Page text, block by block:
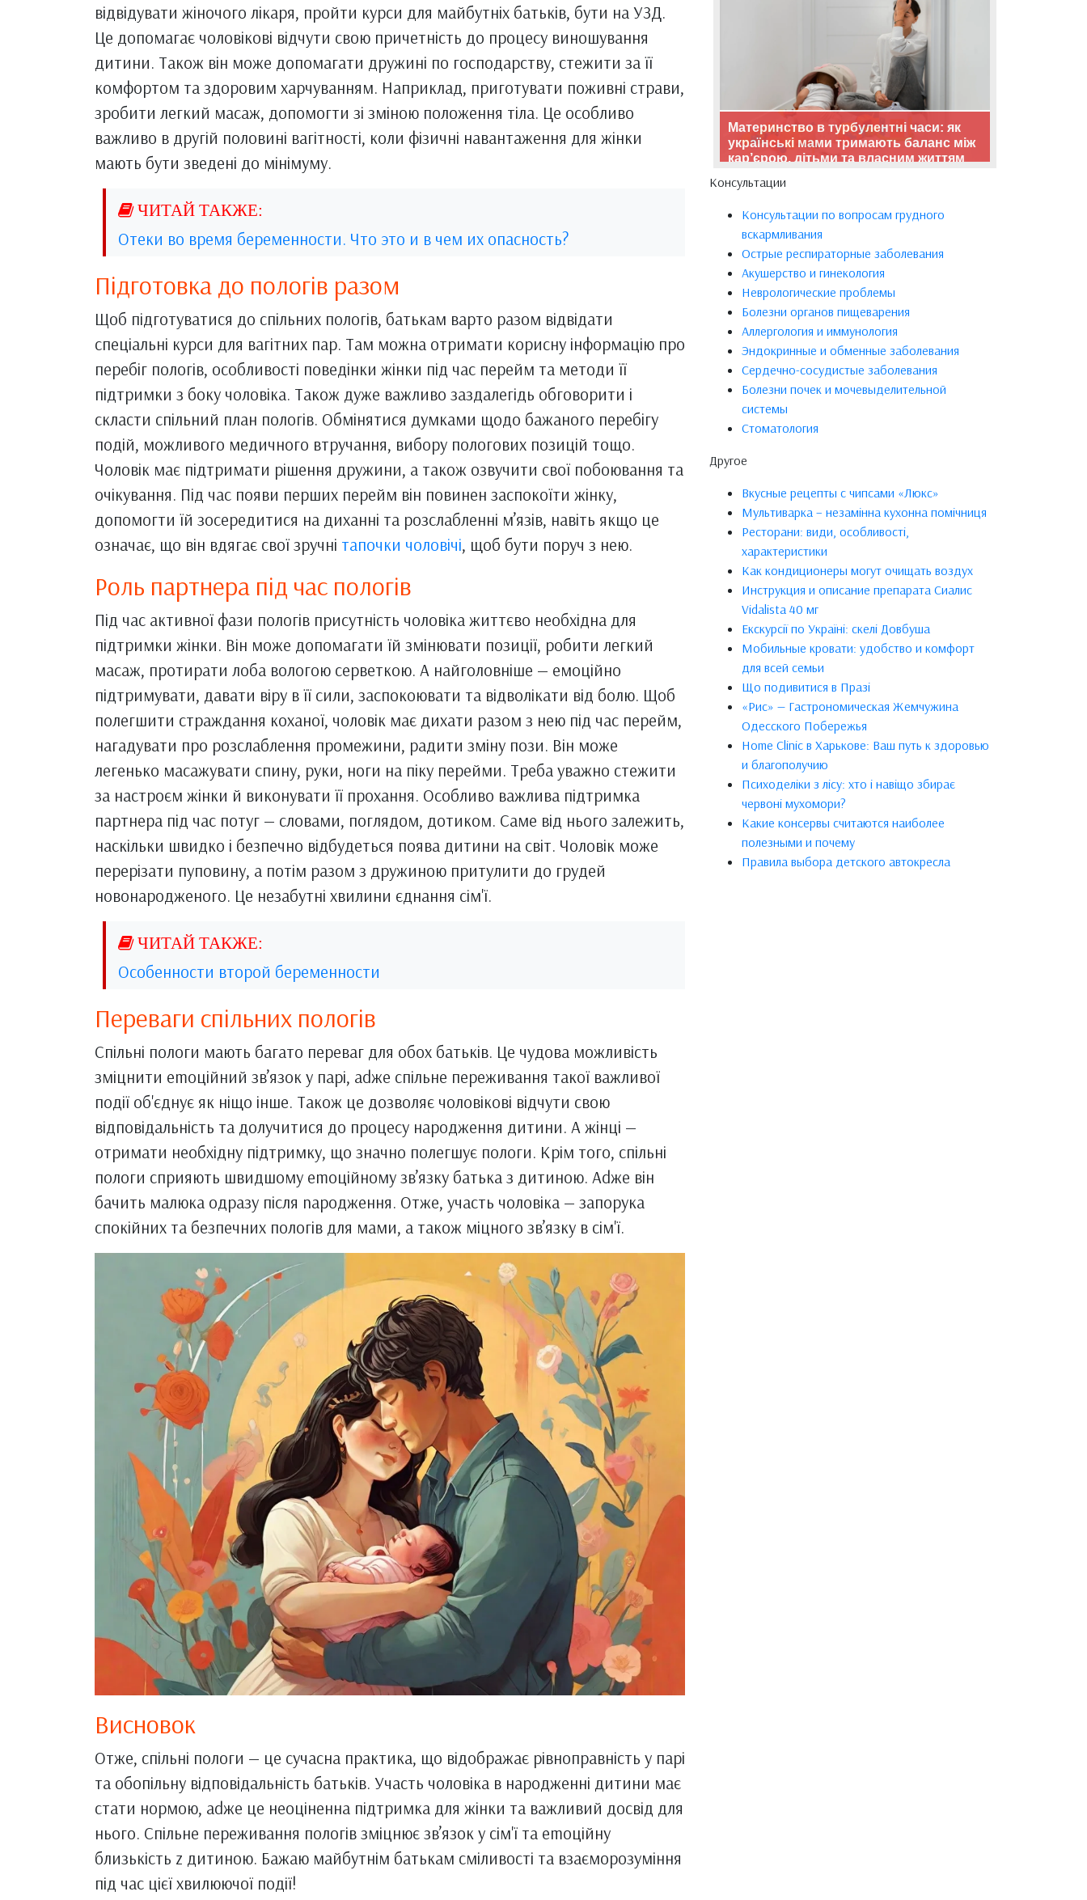
відвідувати жіночого лікаря, пройти курси для майбутніх батьків, бути на УЗД.
Це допомагає чоловікові відчути свою причетність до процесу виношування
дитини. Також він може допомагати дружині по господарству, стежити за її
комфортом та здоровим харчуванням. Наприклад, приготувати поживні страви,
зробити легкий масаж, допомогти зі зміною положення тіла. Це особливо
важливо в другій половині вагітності, коли фізичні навантаження для жінки
мають бути зведені до мінімуму.
Отеки во время беременности. Что это и в чем их опасность?
Підготовка до пологів разом
Щоб підготуватися до спільних пологів, батькам варто разом відвідати
спеціальні курси для вагітних пар. Там можна отримати корисну інформацію про
перебіг пологів, особливості поведінки жінки під час перейм та методи її
підтримки з боку чоловіка. Також дуже важливо заздалегідь обговорити і
скласти спільний план пологів. Обмінятися думками щодо бажаного перебігу
подій, можливого медичного втручання, вибору пологових позицій тощо.
Чоловік має підтримати рішення дружини, а також озвучити свої побоювання та
очікування. Під час появи перших перейм він повинен заспокоїти жінку,
допомогти їй зосередитися на диханні та розслабленні м’язів, навіть якщо це
означає, що він вдягає свої зручні тапочки чоловічі, щоб бути поруч з нею.
Роль партнера під час пологів
Під час активної фази пологів присутність чоловіка життєво необхідна для
підтримки жінки. Він може допомагати їй змінювати позиції, робити легкий
масаж, протирати лоба вологою серветкою. А найголовніше — емоційно
підтримувати, давати віру в її сили, заспокоювати та відволікати від болю. Щоб
полегшити страждання коханої, чоловік має дихати разом з нею під час перейм,
нагадувати про розслаблення промежини, радити зміну пози. Він може
легенько масажувати спину, руки, ноги на піку перейми. Треба уважно стежити
за настроєм жінки й виконувати її прохання. Особливо важлива підтримка
партнера під час потуг — словами, поглядом, дотиком. Саме від нього залежить,
наскільки швидко і безпечно відбудеться поява дитини на світ. Чоловік може
перерізати пуповину, а потім разом з дружиною притулити до грудей
новонародженого. Це незабутні хвилини єднання сім'ї.
Особенности второй беременности
Переваги спільних пологів
Спільні пологи мають багато переваг для обох батьків. Це чудова можливість
зміцнити emоційний зв’язок у парі, adже спільне переживання такої важливої
події об'єднує як ніщо інше. Також це дозволяє чоловікові відчути свою
відповідальність та долучитися до процесу народження дитини. А жінці —
отримати необхідну підтримку, що значно полегшує пологи. Крім того, спільні
пологи сприяють швидшому emоційному зв’язку батька з дитиною. Adже він
бачить малюка одразу після nародження. Отже, участь чоловіка — запорука
спокійних та безпечних пологів для мами, а також міцного зв’язку в сім'ї.
Висновок
Отже, спільні пологи — це сучасна практика, що відображає рівноправність у парі
та обопільну відповідальність батьків. Участь чоловіка в народженні дитини має
стати нормою, adже це неоціненна підтримка для жінки та важливий досвід для
нього. Спільне переживання пологів зміцнює зв’язок у сім'ї та emоційну
близькість z дитиною. Бажаю майбутнім батькам сміливості та взаєморозуміння
під час цієї хвилюючої події!
Материнство в турбулентні часи: як
українські мами тримають баланс між
кар’єрою, дітьми та власним життям
Консультации
Консультации по вопросам грудного
вскармливания
Острые респираторные заболевания
Акушерство и гинекология
Неврологические проблемы
Болезни органов пищеварения
Аллергология и иммунология
Эндокринные и обменные заболевания
Сердечно-сосудистые заболевания
Болезни почек и мочевыделительной
системы
Стоматология
Другое
Вкусные рецепты с чипсами «Люкс»
Мультиварка – незамінна кухонна помічниця
Ресторани: види, особливості,
характеристики
Как кондиционеры могут очищать воздух
Инструкция и описание препарата Сиалис
Vidalista 40 мг
Екскурсії по Україні: скелі Довбуша
Мобильные кровати: удобство и комфорт
для всей семьи
Що подивитися в Празі
«Рис» — Гастрономическая Жемчужина
Одесского Побережья
Home Clinic в Харькове: Ваш путь к здоровью
и благополучию
Психоделіки з лісу: хто і навіщо збирає
червоні мухомори?
Какие консервы считаются наиболее
полезными и почему
Правила выбора детского автокресла